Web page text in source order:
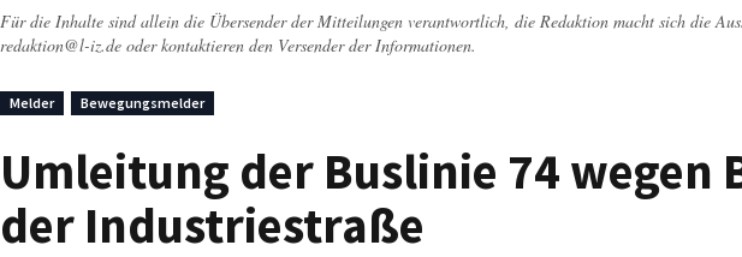
Für die Inhalte sind allein die Übersender der Mitteilungen verantwortlich, die Redaktion macht sich die
redaktion@l-iz.de oder kontaktieren den Versender der Informationen.
Melder Bewegungsmelder
Umleitung der Buslinie 74 wegen
der Industriestraße